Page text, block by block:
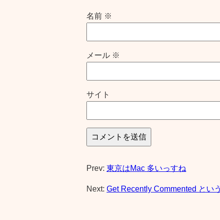
名前 ※
メール ※
サイト
Prev: 東京はMac 多いっすね
Next: Get Recently Commented とい